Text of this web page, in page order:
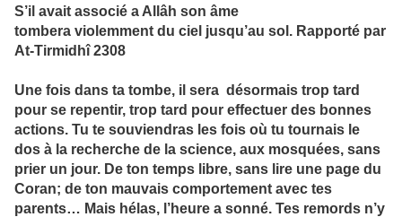
S’il avait associé a Allâh son âme
tombera violemment du ciel jusqu’au sol. Rapporté par
At-Tirmidhî 2308
Une fois dans ta tombe, il sera désormais trop tard
pour se repentir, trop tard pour effectuer des bonnes
actions. Tu te souviendras les fois où tu tournais le
dos à la recherche de la science, aux mosquées, sans
prier un jour. De ton temps libre, sans lire une page du
Coran; de ton mauvais comportement avec tes
parents… Mais hélas, l’heure a sonné. Tes remords n’y